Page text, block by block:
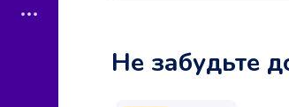
Не забудьте